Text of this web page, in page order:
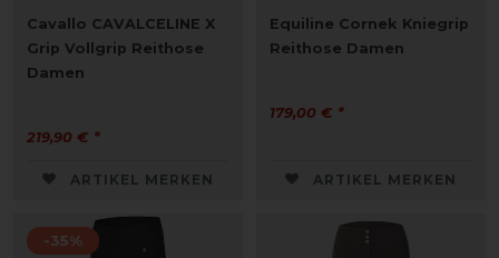
Cavallo CAVALCELINE X
Grip Vollgrip Reithose
Damen
219,90 € *
ARTIKEL MERKEN
Equiline Cornek Kniegrip
Reithose Damen
179,00 € *
ARTIKEL MERKEN
-35%